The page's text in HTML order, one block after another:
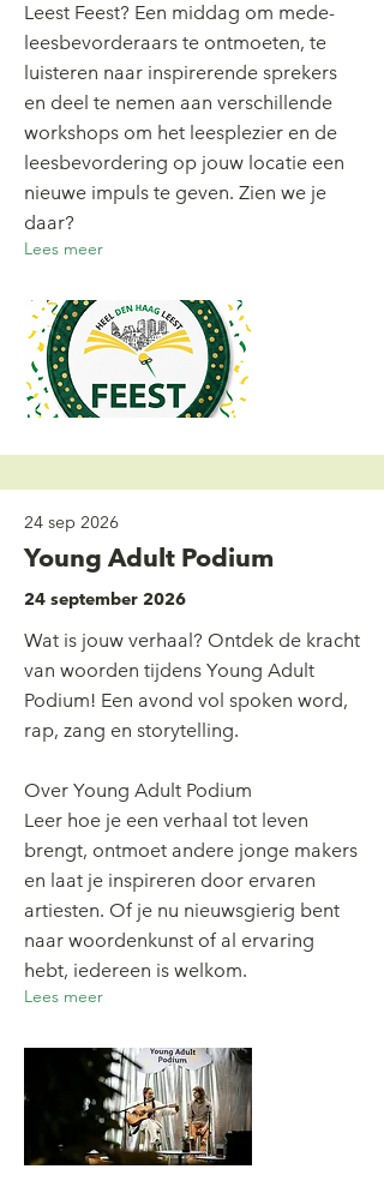
Leest Feest? Een middag om mede-
leesbevorderaars te ontmoeten, te
luisteren naar inspirerende sprekers
en deel te nemen aan verschillende
workshops om het leesplezier en de
leesbevordering op jouw locatie een
nieuwe impuls te geven. Zien we je
daar?
Lees meer
24 sep 2026
Young Adult Podium
24 september 2026
Wat is jouw verhaal? Ontdek de kracht
van woorden tijdens Young Adult
Podium! Een avond vol spoken word,
rap, zang en storytelling.
Over Young Adult Podium
Leer hoe je een verhaal tot leven
brengt, ontmoet andere jonge makers
en laat je inspireren door ervaren
artiesten. Of je nu nieuwsgierig bent
naar woordenkunst of al ervaring
hebt, iedereen is welkom.
Lees meer